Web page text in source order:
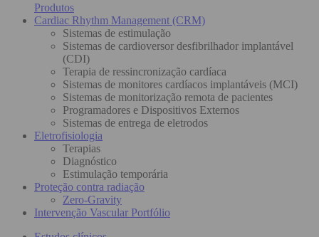
Produtos
Cardiac Rhythm Management (CRM)
Sistemas de estimulação
Sistemas de cardioversor desfibrilhador implantável
(CDI)
Terapia de ressincronização cardíaca
Sistemas de monitores cardíacos implantáveis (MCI)
Sistemas de monitorização remota de pacientes
Programadores e Dispositivos Externos
Sistemas de entrega de eletrodos
Eletrofisiologia
Terapias
Diagnóstico
Estimulação temporária
Proteção contra radiação
Zero-Gravity
Intervenção Vascular Portfólio